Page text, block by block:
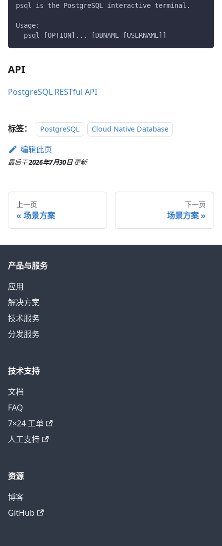
psql is the PostgreSQL interactive terminal.
Usage:
  psql [OPTION]... [DBNAME [USERNAME]]
API
PostgreSQL RESTful API
标签： PostgreSQL Cloud Native Database
编辑此页
最后于2026年7月30日 更新
上一页
场景方案
下一页
场景方案
产品与服务
应用
解决方案
技术服务
分发服务
技术支持
文档
FAQ
7×24 工单
人工支持
资源
博客
GitHub